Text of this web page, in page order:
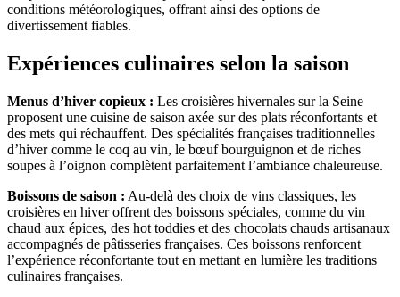
conditions météorologiques, offrant ainsi des options de
divertissement fiables.
Expériences culinaires selon la saison
Menus d’hiver copieux : Les croisières hivernales sur la Seine
proposent une cuisine de saison axée sur des plats réconfortants et
des mets qui réchauffent. Des spécialités françaises traditionnelles
d’hiver comme le coq au vin, le bœuf bourguignon et de riches
soupes à l’oignon complètent parfaitement l’ambiance chaleureuse.
Boissons de saison : Au-delà des choix de vins classiques, les
croisières en hiver offrent des boissons spéciales, comme du vin
chaud aux épices, des hot toddies et des chocolats chauds artisanaux
accompagnés de pâtisseries françaises. Ces boissons renforcent
l’expérience réconfortante tout en mettant en lumière les traditions
culinaires françaises.